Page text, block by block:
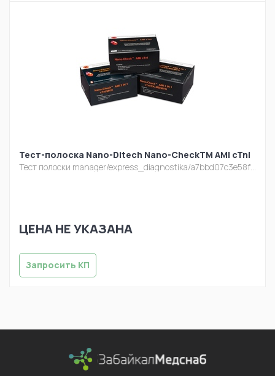
Тест-полоска Nano-Ditech Nano-CheckTM AMI cTnI
Тест полоски manager/express_diagnostika/a7bbd07c3e58fc65806269f2c1ba3958.jpg
ЦЕНА НЕ УКАЗАНА
Запросить КП